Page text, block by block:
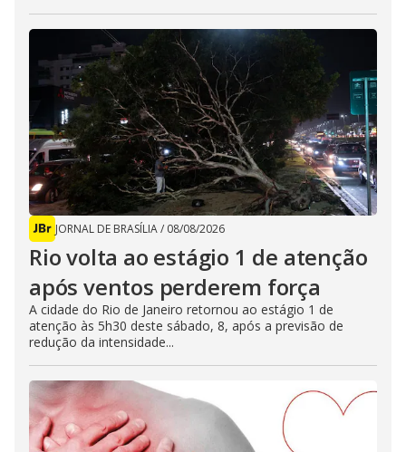
JORNAL DE BRASÍLIA/ 08/08/2026
Rio volta ao estágio 1 de atenção
após ventos perderem força
A cidade do Rio de Janeiro retornou ao estágio 1 de
atenção às 5h30 deste sábado, 8, após a previsão de
redução da intensidade...